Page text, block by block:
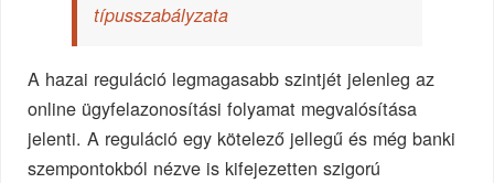
típusszabályzata
A hazai reguláció legmagasabb szintjét jelenleg az
online ügyfelazonosítási folyamat megvalósítása
jelenti. A reguláció egy kötelező jellegű és még banki
szempontokból nézve is kifejezetten szigorú